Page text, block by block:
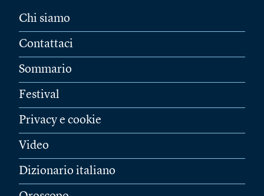
Chi siamo
Contattaci
Sommario
Festival
Privacy e cookie
Video
Dizionario italiano